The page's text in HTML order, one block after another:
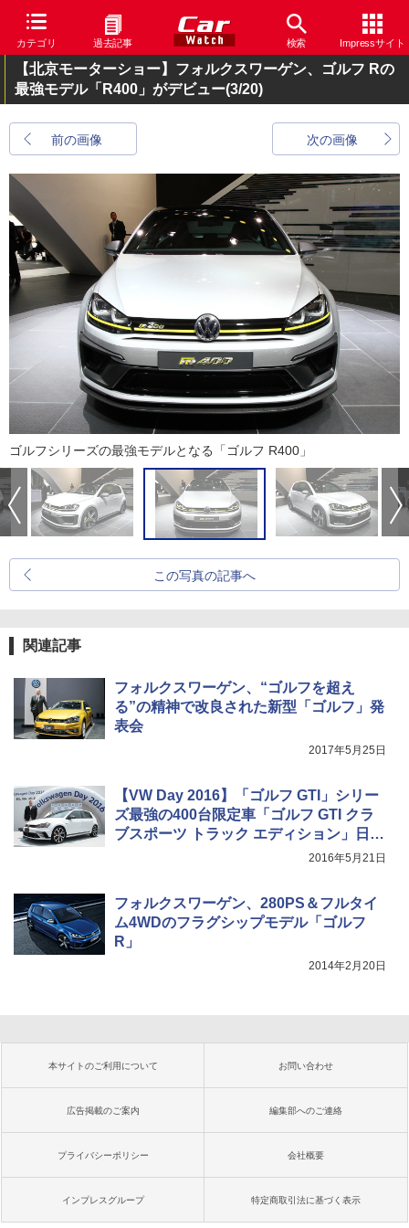
カテゴリ 過去記事 検索 Impressサイト
【北京モーターショー】フォルクスワーゲン、ゴルフ Rの
最強モデル「R400」がデビュー(3/20)
前の画像 次の画像
ゴルフシリーズの最強モデルとなる「ゴルフ R400」
この写真の記事へ
関連記事
フォルクスワーゲン、“ゴルフを超え
る”の精神で改良された新型「ゴルフ」発
表会
2017年5月25日
【VW Day 2016】「ゴルフ GTI」シリー
ズ最強の400台限定車「ゴルフ GTI クラ
ブスポーツ トラック エディション」日本
2016年5月21日
フォルクスワーゲン、280PS＆フルタイ
ム4WDのフラグシップモデル「ゴルフ
R」
2014年2月20日
本サイトのご利用について お問い合わせ
広告掲載のご案内 編集部へのご連絡
プライバシーポリシー 会社概要
インプレスグループ 特定商取引法に基づく表示